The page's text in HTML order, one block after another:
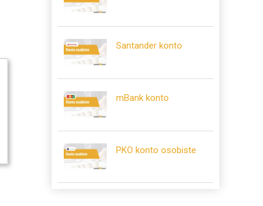
Santander konto
mBank konto
PKO konto osobiste